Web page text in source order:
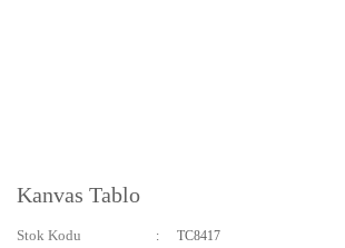
Kanvas Tablo
Stok Kodu TC8417